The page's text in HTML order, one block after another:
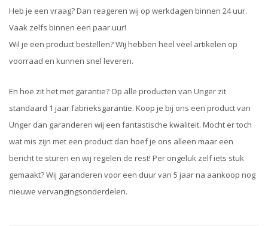
Heb je een vraag? Dan reageren wij op werkdagen binnen 24 uur.
Vaak zelfs binnen een paar uur!
Wil je een product bestellen? Wij hebben heel veel artikelen op
voorraad en kunnen snel leveren.
En hoe zit het met garantie? Op alle producten van Unger zit
standaard 1 jaar fabrieksgarantie. Koop je bij ons een product van
Unger dan garanderen wij een fantastische kwaliteit. Mocht er toch
wat mis zijn met een product dan hoef je ons alleen maar een
bericht te sturen en wij regelen de rest! Per ongeluk zelf iets stuk
gemaakt? Wij garanderen voor een duur van 5 jaar na aankoop nog
nieuwe vervangingsonderdelen.